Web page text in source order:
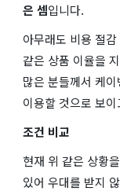
은 셈입니다.
아무래도 비용 절
같은 상품 이율을
많은 분들께서 케
이용할 것으로 보
조건 비교
현재 위 같은 상황
있어 우대를 받지